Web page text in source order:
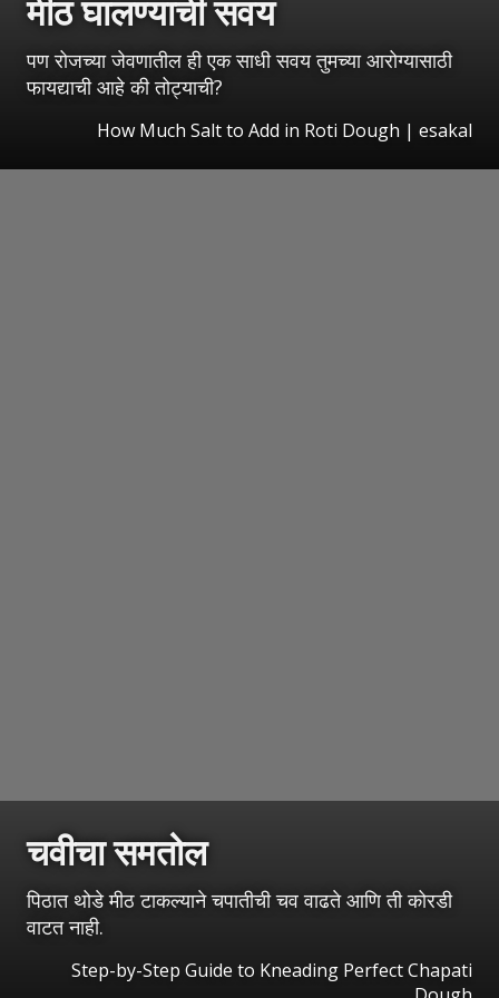
मीठ घालण्याची सवय
पण रोजच्या जेवणातील ही एक साधी सवय तुमच्या आरोग्यासाठी
फायद्याची आहे की तोट्याची?
How Much Salt to Add in Roti Dough | esakal
चवीचा समतोल
पिठात थोडे मीठ टाकल्याने चपातीची चव वाढते आणि ती कोरडी
वाटत नाही.
Step-by-Step Guide to Kneading Perfect Chapati